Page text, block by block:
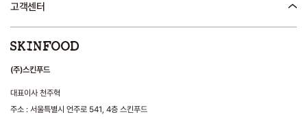
고객센터
(주)스킨푸드
대표이사 천주혁
주소 : 서울특별시 언주로 541, 4층 스킨푸드